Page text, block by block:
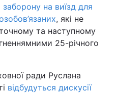
заборону на виїзд для
, які не
та наступному
25-річного
ради Руслана
відбудуться дискусії